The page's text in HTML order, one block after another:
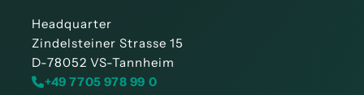
Headquarter
Zindelsteiner Strasse 15
D-78052 VS-Tannheim
+49 7705 978 99 0